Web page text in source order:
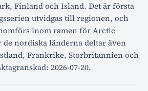
Finland och Island. Det är första
utvidgas till regionen, och
inom ramen för Arctic
de nordiska länderna deltar även
Frankrike, Storbritannien och
2026-07-20.